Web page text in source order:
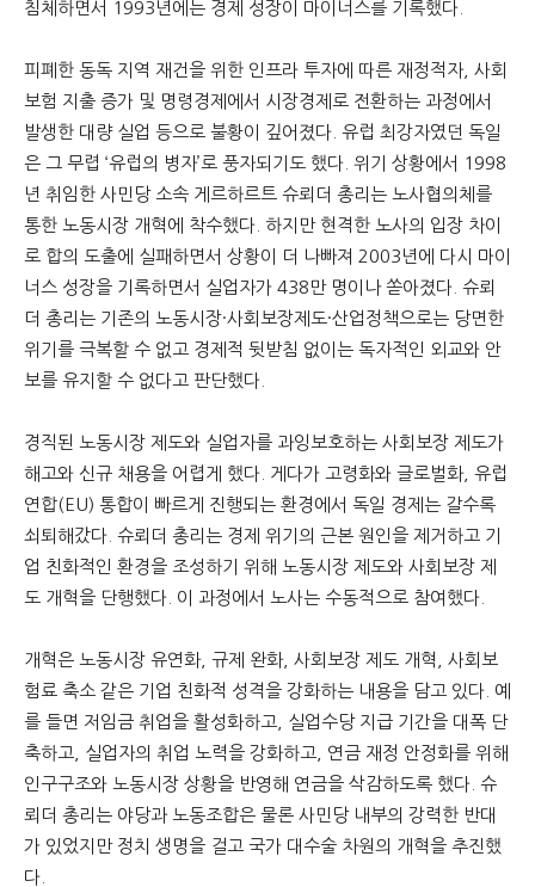
침체하면서 1993년에는 경제 성장이 마이너스를 기록했다.
피폐한 동독 지역 재건을 위한 인프라 투자에 따른 재정적자, 사회
보험 지출 증가 및 명령경제에서 시장경제로 전환하는 과정에서
발생한 대량 실업 등으로 불황이 깊어졌다. 유럽 최강자였던 독일
은 그 무렵 ‘유럽의 병자’로 풍자되기도 했다. 위기 상황에서 1998
년 취임한 사민당 소속 게르하르트 슈뢰더 총리는 노사협의체를
통한 노동시장 개혁에 착수했다. 하지만 현격한 노사의 입장 차이
로 합의 도출에 실패하면서 상황이 더 나빠져 2003년에 다시 마이
너스 성장을 기록하면서 실업자가 438만 명이나 쏟아졌다. 슈뢰
더 총리는 기존의 노동시장·사회보장제도·산업정책으로는 당면한
위기를 극복할 수 없고 경제적 뒷받침 없이는 독자적인 외교와 안
보를 유지할 수 없다고 판단했다.
경직된 노동시장 제도와 실업자를 과잉보호하는 사회보장 제도가
해고와 신규 채용을 어렵게 했다. 게다가 고령화와 글로벌화, 유럽
연합(EU) 통합이 빠르게 진행되는 환경에서 독일 경제는 갈수록
쇠퇴해갔다. 슈뢰더 총리는 경제 위기의 근본 원인을 제거하고 기
업 친화적인 환경을 조성하기 위해 노동시장 제도와 사회보장 제
도 개혁을 단행했다. 이 과정에서 노사는 수동적으로 참여했다.
개혁은 노동시장 유연화, 규제 완화, 사회보장 제도 개혁, 사회보
험료 축소 같은 기업 친화적 성격을 강화하는 내용을 담고 있다. 예
를 들면 저임금 취업을 활성화하고, 실업수당 지급 기간을 대폭 단
축하고, 실업자의 취업 노력을 강화하고, 연금 재정 안정화를 위해
인구구조와 노동시장 상황을 반영해 연금을 삭감하도록 했다. 슈
뢰더 총리는 야당과 노동조합은 물론 사민당 내부의 강력한 반대
가 있었지만 정치 생명을 걸고 국가 대수술 차원의 개혁을 추진했
다.